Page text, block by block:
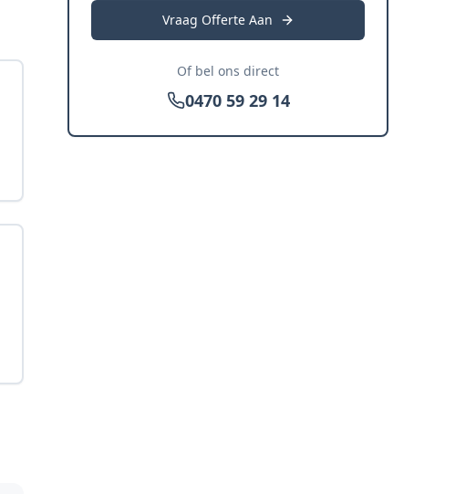
Vraag Offerte Aan
Of bel ons direct
0470 59 29 14